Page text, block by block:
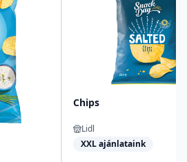
Chips
Lidl
XXL ajánlataink